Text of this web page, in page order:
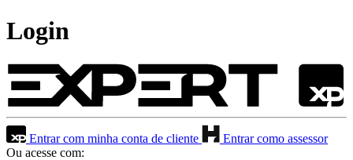
Login
Entrar com minha conta de cliente
Entrar como assessor
Ou acesse com: